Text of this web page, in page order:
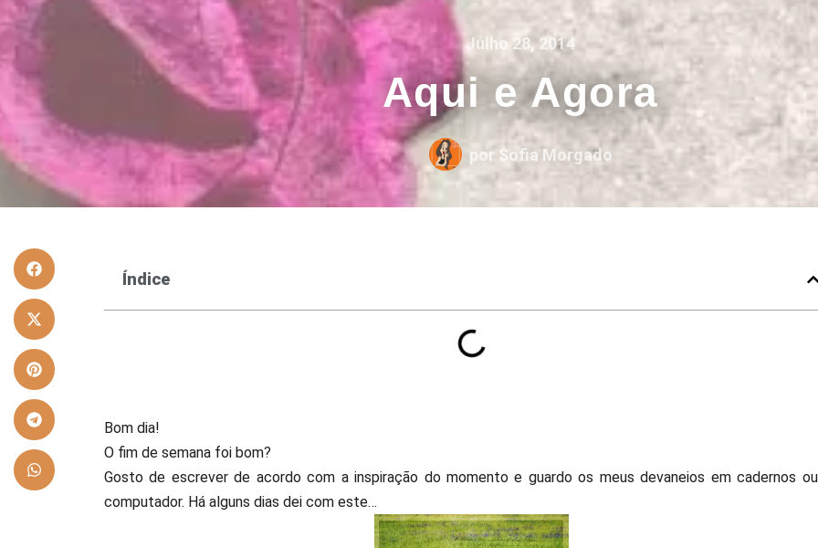
Julho 28, 2014
Aqui e Agora
porSofia Morgado
Índice
Bom dia!
O fim de semana foi bom?
Gosto de escrever de acordo com a inspiração do momento e guardo os meus devaneios em cadernos
computador. Há alguns dias dei com este…